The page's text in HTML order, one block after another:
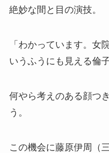
絶妙な間と目の演技。
「わかっています。女
いうふうにも見える倫子
何やら考えのある顔つ
う。
この機会に藤原伊周（